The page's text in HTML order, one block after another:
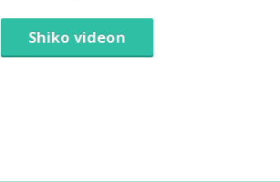
Shiko videon